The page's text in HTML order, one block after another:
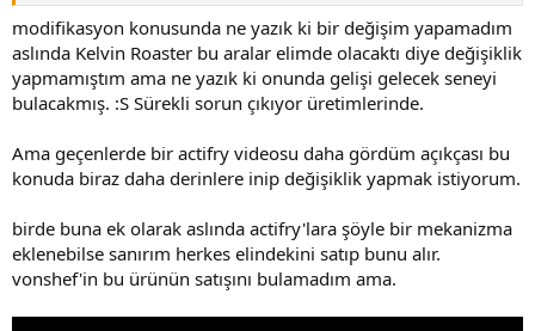
modifikasyon konusunda ne yazık ki bir değişim yapamadım
aslında Kelvin Roaster bu aralar elimde olacaktı diye değişiklik
yapmamıştım ama ne yazık ki onunda gelişi gelecek seneyi
bulacakmış. :S Sürekli sorun çıkıyor üretimlerinde.
Ama geçenlerde bir actifry videosu daha gördüm açıkçası bu
konuda biraz daha derinlere inip değişiklik yapmak istiyorum.
birde buna ek olarak aslında actifry'lara şöyle bir mekanizma
eklenebilse sanırım herkes elindekini satıp bunu alır.
vonshef'in bu ürünün satışını bulamadım ama.